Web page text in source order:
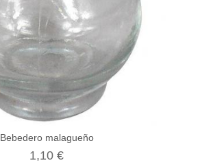
Bebedero malagueño
1,10 €